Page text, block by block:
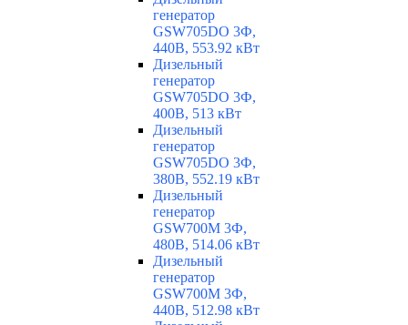
генератор
GSW705DO 3Ф,
440В, 553.92 кВт
Дизельный
генератор
GSW705DO 3Ф,
400В, 513 кВт
Дизельный
генератор
GSW705DO 3Ф,
380В, 552.19 кВт
Дизельный
генератор
GSW700M 3Ф,
480В, 514.06 кВт
Дизельный
генератор
GSW700M 3Ф,
440В, 512.98 кВт